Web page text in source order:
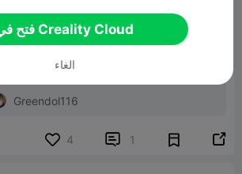
Ender-3 V3 KE
Greendol116
4  1 
فتح في Creality Cloud
الغاء